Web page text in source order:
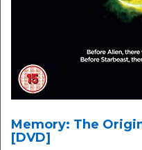
Memory: The
[DVD]